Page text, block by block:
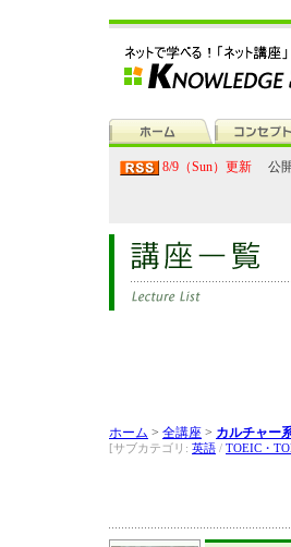
8/9（Sun）更新 公開
ホーム > 全講座 > カルチャー
[サブカテゴリ: 英語 / TOEIC・